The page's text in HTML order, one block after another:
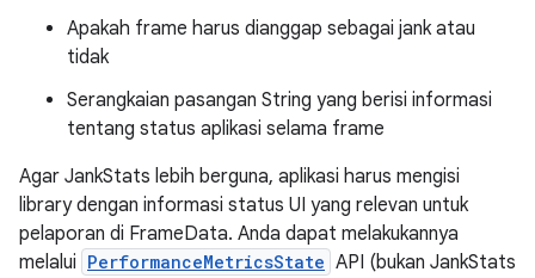
Apakah frame harus dianggap sebagai jank atau
tidak
Serangkaian pasangan String yang berisi informasi
tentang status aplikasi selama frame
Agar JankStats lebih berguna, aplikasi harus mengisi
library dengan informasi status UI yang relevan untuk
pelaporan di FrameData. Anda dapat melakukannya
melalui PerformanceMetricsState API (bukan JankStats